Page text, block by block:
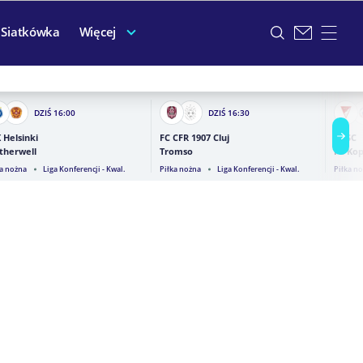
Siatkówka Więcej
DZIŚ 16:00
Helsinki
nożna Liga Konferencji - Kwal.
DZIŚ 16:30
FC CFR 1907 Cluj
Tromso
Piłka nożna Liga Konferencji - Kwal.
DVSC
FC
Piłka